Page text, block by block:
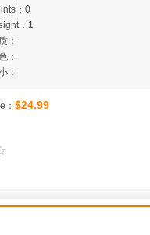
：0
：1
：
：
：
： $24.99